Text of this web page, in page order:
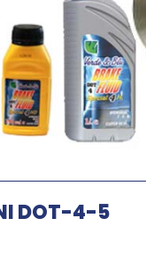
DOT-4-5